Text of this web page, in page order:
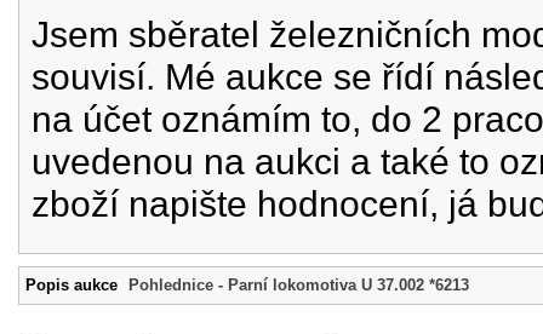
Jsem sběratel železničních
souvisí. Mé aukce se řídí
na účet oznámím to, do 2
uvedenou na aukci a také to
zboží napište hodnocení, já
Popis aukce Pohlednice - Parní lokomotiva U 37.002 *6213